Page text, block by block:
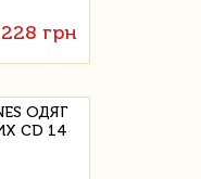
грн
ОДЯГ
CD 14